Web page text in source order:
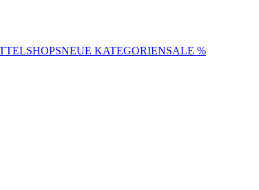
NEUE KATEGORIENSALE %